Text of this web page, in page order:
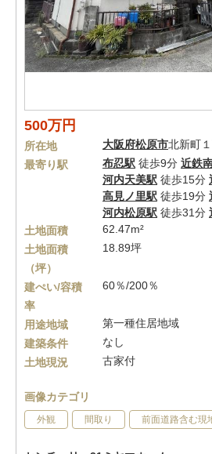
500万円
所在地 大阪府松原市北新町
最寄り駅
布忍駅 徒歩9分 近鉄
河内天美駅 徒歩15分
高見ノ里駅 徒歩19分
河内松原駅 徒歩31分
土地面積
62.47m²
土地面積
（坪）
18.89坪
建ぺい/容積
率
60％/200％
用途地域
第一種住居地域
建築条件
なし
土地現況
古家付
画像カテゴリ
外観 間取り 前面道路含む現